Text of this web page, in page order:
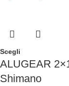
Scegli
ALUGEAR
Shimano